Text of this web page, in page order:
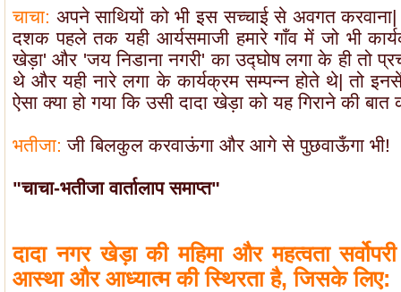
चाचा: अपने साथियों को भी इस सच्चाई से अवगत
दशक पहले तक यही आर्यसमाजी हमारे गाँव में जो भी
खेड़ा' और 'जय निडाना नगरी' का उद्घोष लगा के ही तो
थे और यही नारे लगा के कार्यक्रम सम्पन्न होते थे| तो
ऐसा क्या हो गया कि उसी दादा खेड़ा को यह गिराने की
भतीजा:जी बिलकुल करवाऊंगा और आगे से पुछवाऊँगा भी!
"चाचा-भतीजा वार्तालाप समाप्त"
दादा नगर खेड़ा की महिमा और महत्वता
आस्था और आध्यात्म की स्थिरता है, जिसके लिए: